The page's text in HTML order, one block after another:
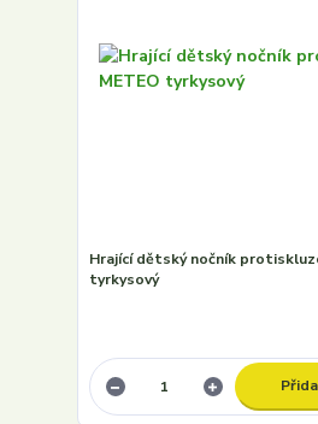
Hrající dětský nočník
tyrkysový